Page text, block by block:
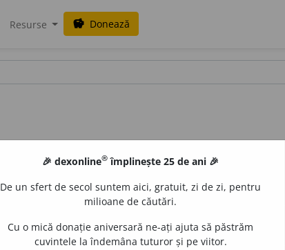
Resurse savings Donează
🎉 dexonline® împlinește 25 de ani 🎉
De un sfert de secol suntem aici, gratuit, zi de zi, pentru
milioane de căutări.
Cu o mică donație aniversară ne-ați ajuta să păstrăm
cuvintele la îndemâna tuturor și pe viitor.